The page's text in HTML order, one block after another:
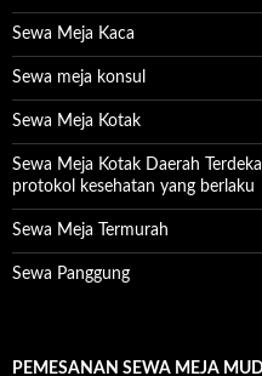
Sewa Meja Kaca
Sewa meja konsul
Sewa Meja Kotak
Sewa Meja Kotak Daerah
protokol kesehatan yang berlaku
Sewa Meja Termurah
Sewa Panggung
PEMESANAN SEWA MEJA